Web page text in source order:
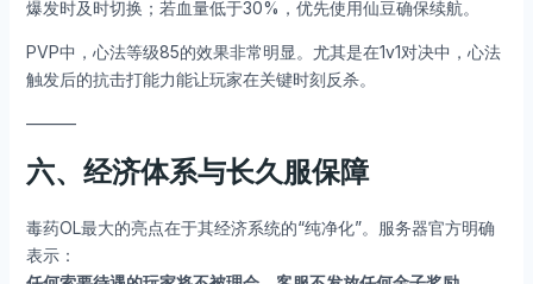
爆发时及时切换；若血量低于30%，优先使用仙豆确保续航。
PVP中，心法等级85的效果非常明显。尤其是在1v1对决中，心法
触发后的抗击打能力能让玩家在关键时刻反杀。
———
六、经济体系与长久服保障
毒药OL最大的亮点在于其经济系统的“纯净化”。服务器官方明确
表示：